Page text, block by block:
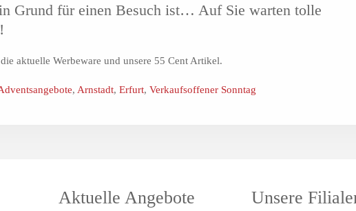
Grund für einen Besuch ist… Auf Sie warten tolle
!
aktuelle Werbeware und unsere 55 Cent Artikel.
, Arnstadt, Erfurt, Verkaufsoffener Sonntag
Aktuelle Angebote Unsere